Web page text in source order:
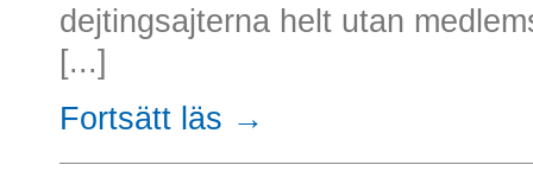
dejtingsajterna helt utan
[...]
Fortsätt läs →